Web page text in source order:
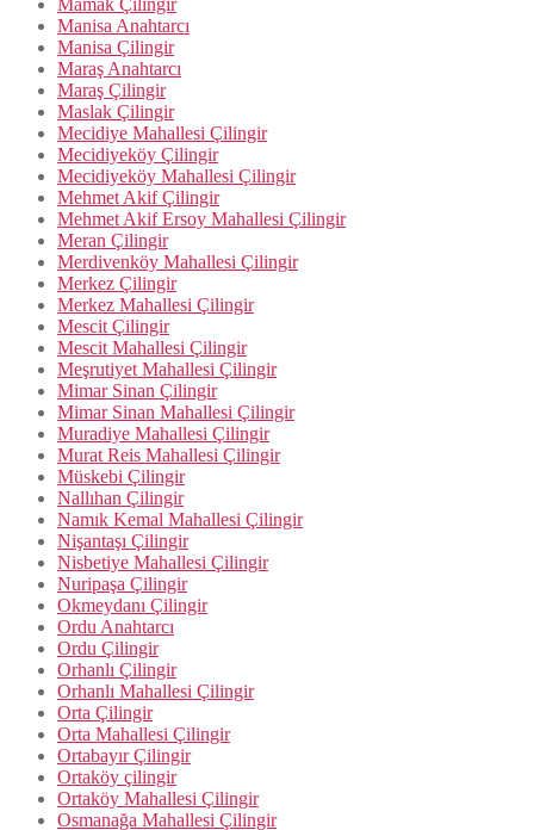
Manisa Anahtarcı
Manisa Çilingir
Maraş Anahtarcı
Maraş Çilingir
Maslak Çilingir
Mecidiye Mahallesi Çilingir
Mecidiyeköy Çilingir
Mecidiyeköy Mahallesi Çilingir
Mehmet Akif Çilingir
Mehmet Akif Ersoy Mahallesi Çilingir
Meran Çilingir
Merdivenköy Mahallesi Çilingir
Merkez Çilingir
Merkez Mahallesi Çilingir
Mescit Çilingir
Mescit Mahallesi Çilingir
Meşrutiyet Mahallesi Çilingir
Mimar Sinan Çilingir
Mimar Sinan Mahallesi Çilingir
Muradiye Mahallesi Çilingir
Murat Reis Mahallesi Çilingir
Müskebi Çilingir
Nallıhan Çilingir
Namık Kemal Mahallesi Çilingir
Nişantaşı Çilingir
Nisbetiye Mahallesi Çilingir
Nuripaşa Çilingir
Okmeydanı Çilingir
Ordu Anahtarcı
Ordu Çilingir
Orhanlı Çilingir
Orhanlı Mahallesi Çilingir
Orta Çilingir
Orta Mahallesi Çilingir
Ortabayır Çilingir
Ortaköy çilingir
Ortaköy Mahallesi Çilingir
Osmanağa Mahallesi Çilingir